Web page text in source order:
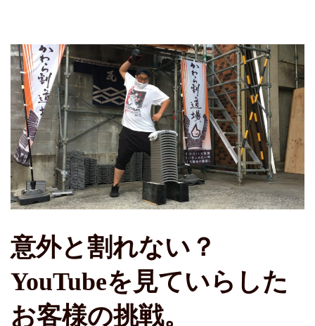
意外と割れない？
YouTubeを見ていらした
お客様の挑戦。